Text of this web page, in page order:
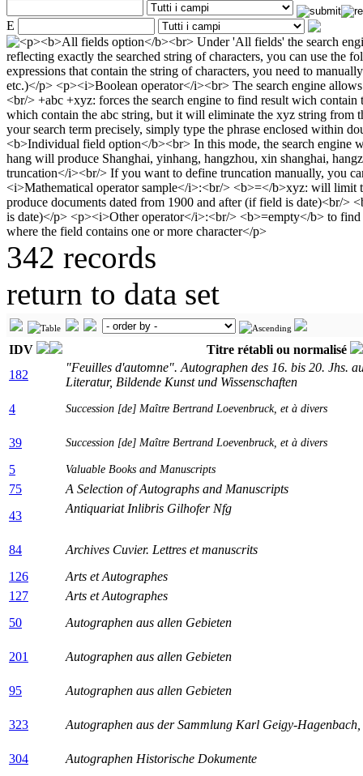
E
342 records
return to data set
IDV
Titre rétabli ou normalisé
182
"Feuilles d'automne". Autographen des 16. bis 20. Jhs.
Literatur, Bildende Kunst und Wissenschaften
4
Succession [de] Maître Bertrand Loevenbruck, et à divers
39 Succession [de] Maître Bertrand Loevenbruck, et à divers
5 Valuable Books and Manuscripts
75
A Selection of Autographs and Manuscripts
43
Antiquariat Inlibris Gilhofer Nfg
84
Archives Cuvier. Lettres et manuscrits
126
Arts et Autographes
127
Arts et Autographes
50
Autographen aus allen Gebieten
201 Autographen aus allen Gebieten
95 Autographen aus allen Gebieten
323 Autographen aus der Sammlung Karl Geigy-Hagenbach,
304 Autographen Historische Dokumente